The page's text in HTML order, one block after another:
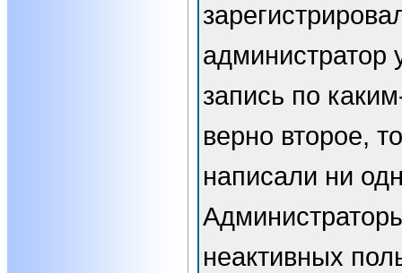
администратор
запись по
верно второе,
написали ни
неактивных